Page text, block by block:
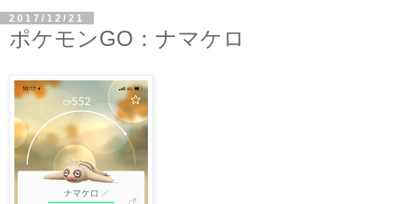
2017/12/21
ポケモンGO：ナマケロ